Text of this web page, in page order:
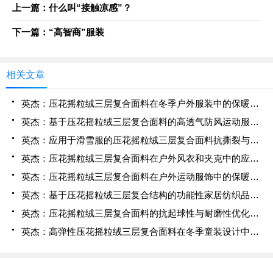
上一篇：什么叫“接触凉感”？
下一篇：“高智商”服装
相关文章
英杰：压花摇粒绒三层复合面料在冬季户外服装中的保暖性能优化研究
英杰：基于压花摇粒绒三层复合面料的高透气防风运动服饰开发
英杰：应用于滑雪服的压花摇粒绒三层复合面料抗撕裂与耐磨性提升技术
英杰：压花摇粒绒三层复合面料在户外风衣和夹克中的应用与性能
英杰：压花摇粒绒三层复合面料在户外运动服饰中的保暖与透气性能研究
英杰：基于压花摇粒绒三层复合结构的功能性家居纺织品开发与应用
英杰：压花摇粒绒三层复合面料的抗起球性与耐磨性优化技术分析
英杰：高弹性压花摇粒绒三层复合面料在冬季童装设计中的应用实践